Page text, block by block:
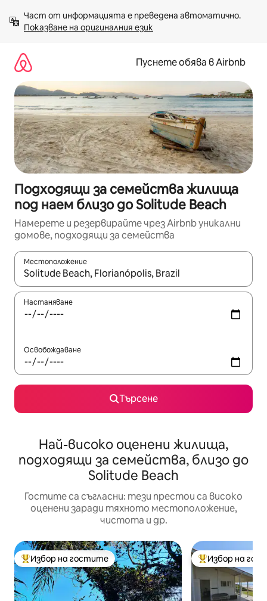
към
съдържанието
Показване на оригиналния език
Пуснете обява в Airbnb
Подходящи за семейства жилища
под наем близо до Solitude Beach
Намерете и резервирайте чрез Airbnb уникални
домове, подходящи за семейства
Местоположение
Когато резултатите се покажат, използвайте
Настаняване
Освобождаване
Търсене
Най-високо оценени жилища,
подходящи за семейства, близо до
Solitude Beach
Гостите са съгласни: тези престои са високо
оценени заради тяхното местоположение,
чистота и др.
Най-популярен избор на гостите
Избор на гостите Най-популярен
Избор на